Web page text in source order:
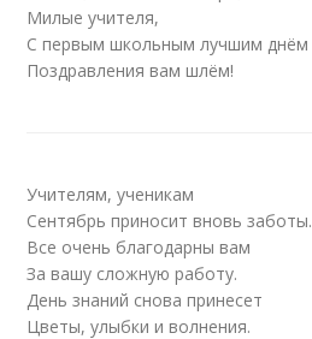
Милые учителя,
С первым школьным лучшим днём
Поздравления вам шлём!
Учителям, ученикам
Сентябрь приносит вновь заботы.
Все очень благодарны вам
За вашу сложную работу.
День знаний снова принесет
Цветы, улыбки и волнения.